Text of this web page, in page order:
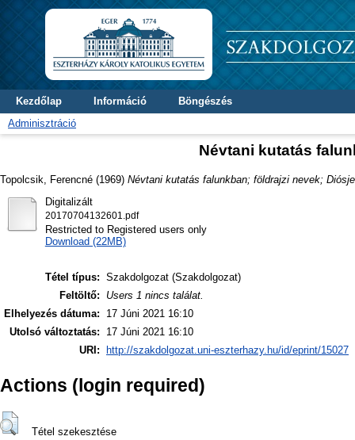
Kezdőlap Információ
Böngészés
Adminisztráció
Névtani kutatás
Topolcsik, Ferencné (1969) Névtani kutatás falunkban; földrajzi nevek;
Digitalizált
20170704132601.pdf
Restricted to Registered users only
Download (22MB)
Tétel típus: Szakdolgozat (Szakdolgozat)
Feltöltő:
Users 1 nincs találat.
Elhelyezés dátuma:
17 Júni 2021 16:10
Utolsó változtatás:
17 Júni 2021 16:10
URI:
http://szakdolgozat.uni-eszterhazy.hu/id/eprint/15027
Actions (login required)
Tétel szekesztése